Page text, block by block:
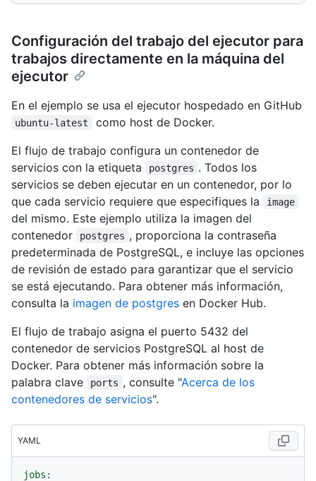
Configuración del trabajo del ejecutor para
trabajos directamente en la máquina del
ejecutor
En el ejemplo se usa el ejecutor hospedado en GitHub
ubuntu-latest
como host de Docker.
El flujo de trabajo configura un contenedor de
servicios con la etiqueta
postgres . Todos los
servicios se deben ejecutar en un contenedor, por lo
que cada servicio requiere que especifiques la
image
del mismo. Este ejemplo utiliza la imagen del
contenedor
postgres , proporciona la contraseña
predeterminada de PostgreSQL, e incluye las opciones
de revisión de estado para garantizar que el servicio
se está ejecutando. Para obtener más información,
consulta la imagen de postgres en Docker Hub.
El flujo de trabajo asigna el puerto 5432 del
contenedor de servicios PostgreSQL al host de
Docker. Para obtener más información sobre la
palabra clave
ports , consulte "Acerca de los
contenedores de servicios".
YAML
jobs: